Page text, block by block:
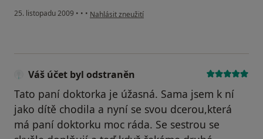
25. listopadu 2009 • • • podle názoru uživatele Pacient
Nahlásit zneužití
Váš účet byl odstraněn
Tato paní doktorka je úžasná. Sama jsem k ní
jako dítě chodila a nyní se svou dcerou,která
má paní doktorku moc ráda. Se sestrou se